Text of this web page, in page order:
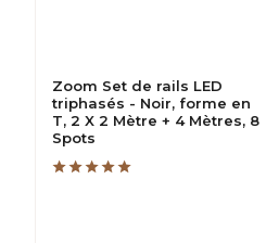
Zoom Set de rails LED
triphasés - Noir, forme en
T, 2 X 2 Mètre + 4 Mètres, 8
Spots